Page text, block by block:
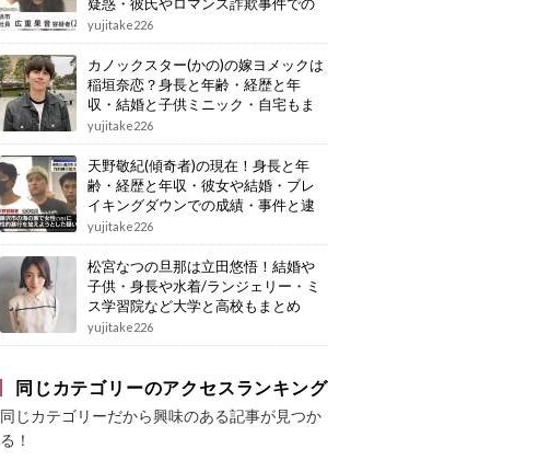
逮捕もまとめ
yujitake226
カノックスター(かの)の嫁ヨメックは
稲垣奈恋？身長と年齢・経歴と年
収・結婚と子供ミニック・自宅もま
とめ
yujitake226
天野敬紀(傾奇者)の現在！身長と年
齢・経歴と年収・彼女や結婚・ブレ
イキングダウンでの成績・事件と逮
捕もまとめ
yujitake226
松宮なつの旦那は立田悠悟！結婚や
子供・身長や水着/ランジェリー・ミ
ス学習院など大学と高校もまとめ
yujitake226
同じカテゴリーのアクセスランキング
同じカテゴリーだから興味のある記事が見つか
る！